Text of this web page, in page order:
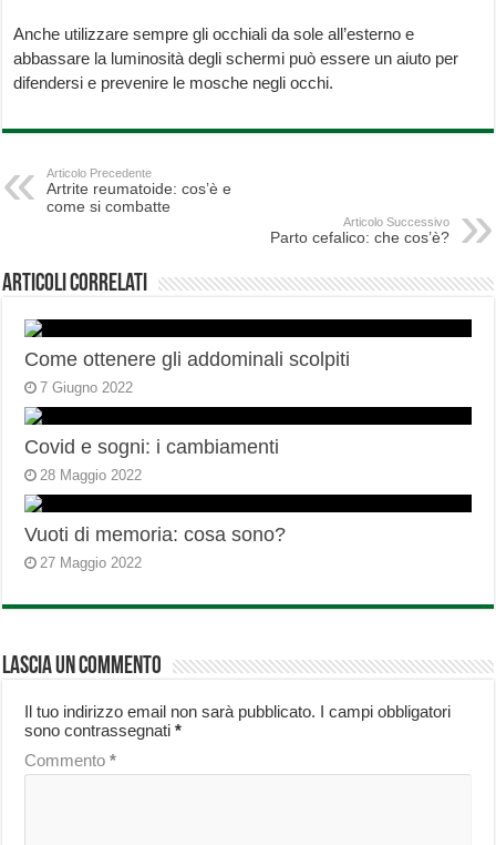
Anche utilizzare sempre gli occhiali da sole all’esterno e
abbassare la luminosità degli schermi può essere un aiuto per
difendersi e prevenire le mosche negli occhi.
Articolo Precedente
Artrite reumatoide: cos’è e
come si combatte
Articolo Successivo
Parto cefalico: che cos’è?
Articoli correlati
Come ottenere gli addominali scolpiti
7 Giugno 2022
Covid e sogni: i cambiamenti
28 Maggio 2022
Vuoti di memoria: cosa sono?
27 Maggio 2022
Lascia un commento
Il tuo indirizzo email non sarà pubblicato. I campi obbligatori
sono contrassegnati*
Commento*